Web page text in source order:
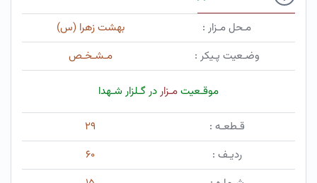
مـحل مـزار :
بهشت زهرا (س)
وضـعیت پـیکر :
مـشـخـص
موقـعیتمـزاردر گـلزار شـهدا
قـطعـه :
۲۹
ردیـف :
۶۰